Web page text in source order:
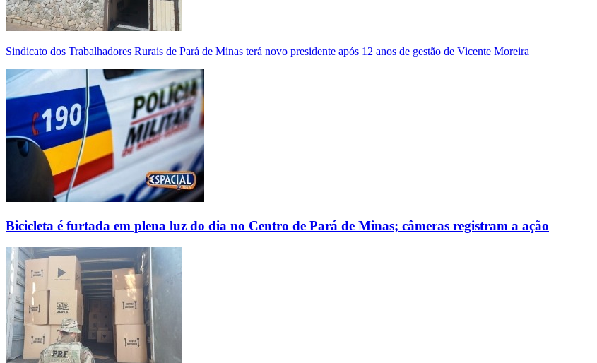
Sindicato dos Trabalhadores Rurais de Pará de Minas terá novo presidente após 12 anos de gestão de Vicente Moreira
Bicicleta é furtada em plena luz do dia no Centro de Pará de Minas; câmeras registram a ação